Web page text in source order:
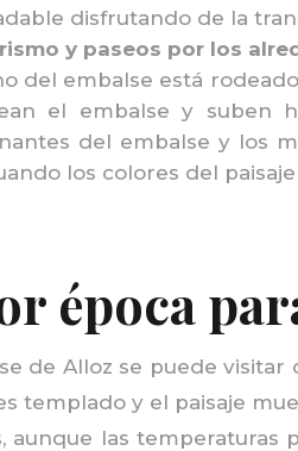
disfrutando de la
y paseos por los
del embalse está
el embalse y suben
del embalse y los
los colores del
época
de Alloz se puede
templado y el paisaje
aunque las